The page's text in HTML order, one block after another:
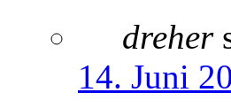
dreher
14. Juni